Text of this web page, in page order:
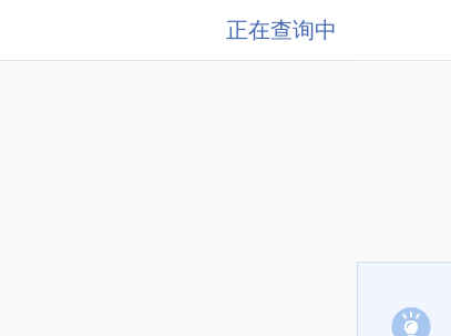
正在查询中